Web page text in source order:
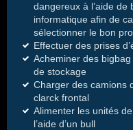
dangereux à l’aide de
informatique afin de
sélectionner le bon
Effectuer des prises
Acheminer des
de stockage
Charger des camions
clarck frontal
Alimenter les unités
l’aide d’un bull